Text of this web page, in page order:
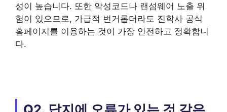
성이 높습니다. 또한 악성코드나 랜섬웨어 노출 위
험이 있으므로, 가급적 번거롭더라도 진학사 공식
홈페이지를 이용하는 것이 가장 안전하고 정확합니
다.